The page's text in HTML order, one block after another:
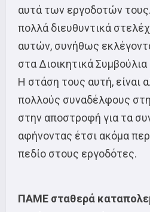
αυτά των εργοδοτών
πολλά διευθυντικά
αυτών, συνήθως
στα Διοικητικά
Η στάση τους αυτή, είναι
πολλούς συναδέλφους
στην αποστροφή για τα
αφήνοντας έτσι ακόμα
πεδίο στους εργοδότες.
ΠΑΜΕ σταθερά